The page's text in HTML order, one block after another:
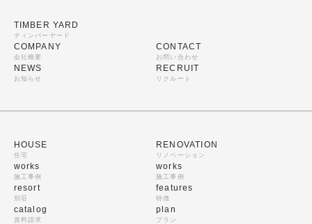
TIMBER YARD
ティンバーヤード
COMPANY
会社概要
NEWS
お知らせ
CONTACT
お問い合わせ
RECRUIT
リクルート
HOUSE
住宅
works
施工事例
resort
別荘
catalog
資料請求
RENOVATION
リノベーション
works
施工事例
features
特徴
plan
プラン